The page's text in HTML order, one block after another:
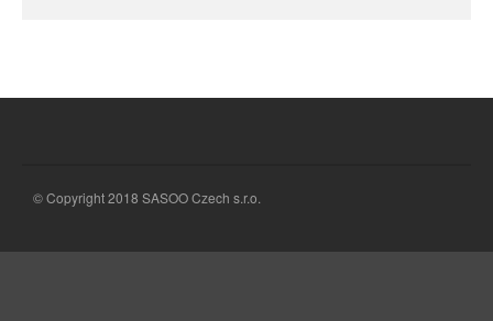
© Copyright 2018 SASOO Czech s.r.o.